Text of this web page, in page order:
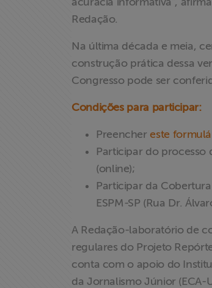
Redação.
Na última década e meia,
construção prática dessa
Congresso pode ser
Condições para participar:
Preenchereste
Participar do processo
(online);
Participar da
ESPM-SP (Rua Dr.
A Redação-laboratório de
regulares do Projeto
conta com o apoio do
da Jornalismo Júnior (ECA-